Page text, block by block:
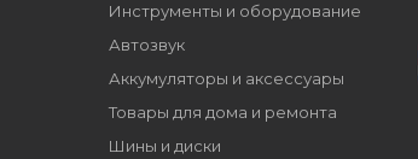
Инструменты и оборудование
Автозвук
Аккумуляторы и аксессуары
Товары для дома и ремонта
Шины и диски